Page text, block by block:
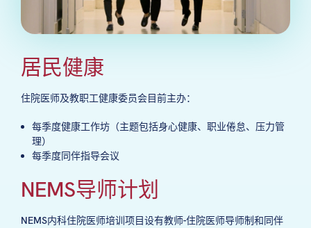
居民健康
住院医师及教职工健康委员会目前主办：
每季度健康工作坊（主题包括身心健康、职业倦怠、压力管
理）
每季度同伴指导会议
NEMS导师计划
NEMS内科住院医师培训项目设有教师-住院医师导师制和同伴